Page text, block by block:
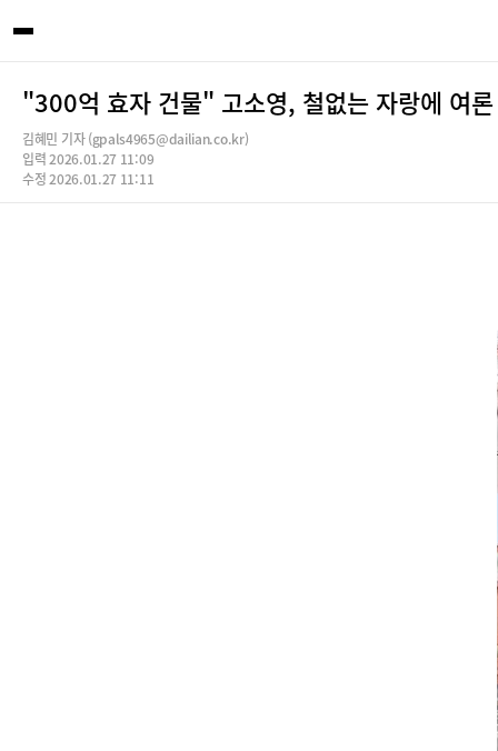
"300억 효자 건물" 고소영, 철없는 자랑에 여
김혜민 기자 (gpals4965@dailian.co.kr)
입력 2026.01.27 11:09
수정 2026.01.27 11:11